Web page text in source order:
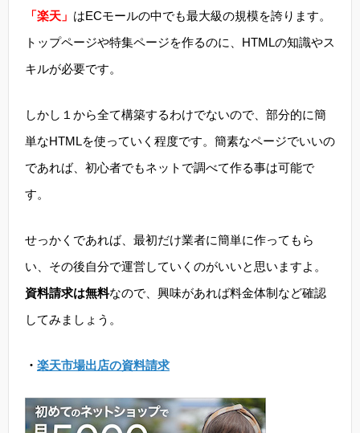
「楽天」 はECモールの中でも最大級の規模を誇ります。
トップページや特集ページを作るのに、HTMLの知識やス
キルが必要です。
しかし１から全て構築するわけでないので、部分的に簡
単なHTMLを使っていく程度です。簡素なページでいいの
であれば、初心者でもネットで調べて作る事は可能で
す。
せっかくであれば、最初だけ業者に簡単に作ってもら
い、その後自分で運営していくのがいいと思いますよ。
資料請求は無料なので、興味があれば料金体制など確認
してみましょう。
・ 楽天市場出店の資料請求